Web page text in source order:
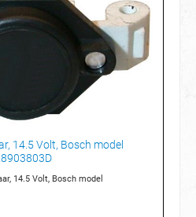
14.5 Volt, Bosch model
14.5 Volt, Bosch model